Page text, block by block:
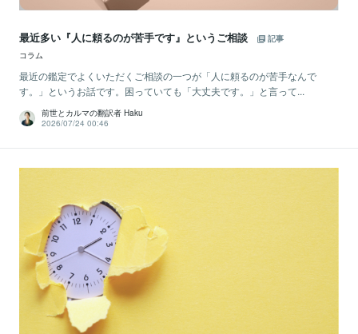
最近多い『人に頼るのが苦手です』というご相談
記事
コラム
最近の鑑定でよくいただくご相談の一つが「人に頼るのが苦手なんで
す。」というお話です。困っていても「大丈夫です。」と言って...
前世とカルマの翻訳者 Haku
2026/07/24 00:46